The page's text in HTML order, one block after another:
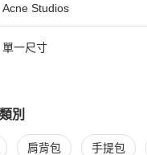
精品女包品牌介紹
Acne Studios
推薦清單
單一尺寸
別
Studios女包 相似商品推
肩背包 手提包